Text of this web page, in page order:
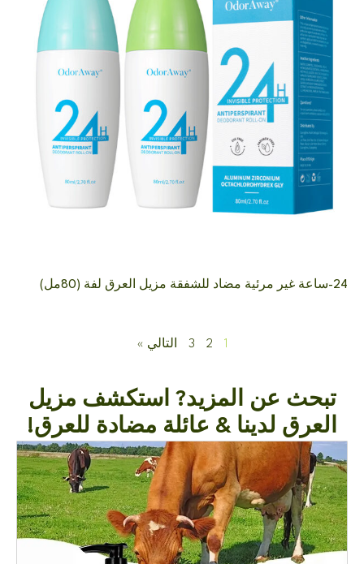
24-ساعة غير مرئية مضاد للشفقة مزيل العرق لفة (80مل)
1
2
3 التالي »
تبحث عن المزيد? استكشف مزيل
العرق لدينا & عائلة مضادة للعرق!